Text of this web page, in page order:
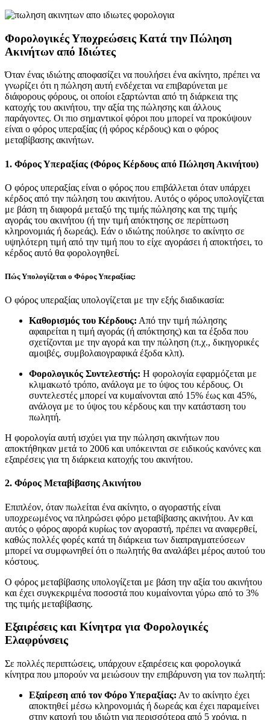
Φορολογικές Υποχρεώσεις Κατά την Πώληση
Ακινήτων από Ιδιώτες
Όταν ένας ιδιώτης αποφασίζει να πουλήσει ένα ακίνητο, πρέπει να
γνωρίζει ότι η πώληση αυτή ενδέχεται να επιβαρύνεται με
διάφορους φόρους, οι οποίοι εξαρτώνται από τη διάρκεια της
κατοχής του ακινήτου, την αξία της πώλησης και άλλους
παράγοντες. Οι πιο σημαντικοί φόροι που μπορεί να προκύψουν
είναι ο φόρος υπεραξίας (ή φόρος κέρδους) και ο φόρος
μεταβίβασης ακινήτων.
1. Φόρος Υπεραξίας (Φόρος Κέρδους από Πώληση Ακινήτου)
Ο φόρος υπεραξίας είναι ο φόρος που επιβάλλεται όταν υπάρχει
κέρδος από την πώληση του ακινήτου. Αυτός ο φόρος υπολογίζεται
με βάση τη διαφορά μεταξύ της τιμής πώλησης και της τιμής
αγοράς του ακινήτου (ή την τιμή απόκτησης σε περίπτωση
κληρονομιάς ή δωρεάς). Εάν ο ιδιώτης πούλησε το ακίνητο σε
υψηλότερη τιμή από την τιμή που το είχε αγοράσει ή αποκτήσει, το
κέρδος αυτό θα φορολογηθεί.
Πώς Υπολογίζεται ο Φόρος Υπεραξίας:
Ο φόρος υπεραξίας υπολογίζεται με την εξής διαδικασία:
Καθορισμός του Κέρδους: Από την τιμή πώλησης
αφαιρείται η τιμή αγοράς (ή απόκτησης) και τα έξοδα που
σχετίζονται με την αγορά και την πώληση (π.χ., δικηγορικές
αμοιβές, συμβολαιογραφικά έξοδα κλπ).
Φορολογικός Συντελεστής: Η φορολογία εφαρμόζεται με
κλιμακωτό τρόπο, ανάλογα με το ύψος του κέρδους. Οι
συντελεστές μπορεί να κυμαίνονται από 15% έως και 45%,
ανάλογα με το ύψος του κέρδους και την κατάσταση του
πωλητή.
Η φορολογία αυτή ισχύει για την πώληση ακινήτων που
αποκτήθηκαν μετά το 2006 και υπόκεινται σε ειδικούς κανόνες και
εξαιρέσεις για τη διάρκεια κατοχής του ακινήτου.
2. Φόρος Μεταβίβασης Ακινήτου
Επιπλέον, όταν πωλείται ένα ακίνητο, ο αγοραστής είναι
υποχρεωμένος να πληρώσει φόρο μεταβίβασης ακινήτου. Αν και
αυτός ο φόρος αφορά κυρίως τον αγοραστή, πρέπει να αναφερθεί,
καθώς πολλές φορές κατά τη διάρκεια των διαπραγματεύσεων
μπορεί να συμφωνηθεί ότι ο πωλητής θα αναλάβει μέρος αυτού του
κόστους.
Ο φόρος μεταβίβασης υπολογίζεται με βάση την αξία του ακινήτου
και έχει συγκεκριμένα ποσοστά που κυμαίνονται γύρω από το 3%
της τιμής μεταβίβασης.
Εξαιρέσεις και Κίνητρα για Φορολογικές
Ελαφρύνσεις
Σε πολλές περιπτώσεις, υπάρχουν εξαιρέσεις και φορολογικά
κίνητρα που μπορούν να μειώσουν την επιβάρυνση για τον πωλητή:
Εξαίρεση από τον Φόρο Υπεραξίας: Αν το ακίνητο έχει
αποκτηθεί μέσω κληρονομιάς ή δωρεάς και έχει παραμείνει
στην κατοχή του ιδιώτη για περισσότερα από 5 χρόνια, η